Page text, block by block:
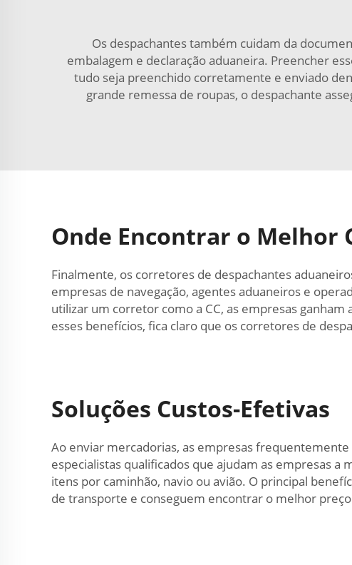
Os despachantes também cuidam da
embalagem e declaração aduaneira. Preencher
tudo seja preenchido corretamente e enviado
grande remessa de roupas, o despachante
Onde Encontrar o Melhor
Finalmente, os corretores de despachantes
empresas de navegação, agentes aduaneiros e
utilizar um corretor como a CC, as empresas
esses benefícios, fica claro que os corretores de
Soluções Custos-Efetivas
Ao enviar mercadorias, as empresas
especialistas qualificados que ajudam as empresas
itens por caminhão, navio ou avião. O principal
de transporte e conseguem encontrar o melhor